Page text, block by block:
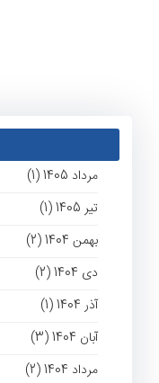
مرداد 1405 (1)
تیر 1405 (1)
بهمن 1404 (2)
دی 1404 (2)
آذر 1404 (1)
آبان 1404 (3)
مرداد 1404 (2)